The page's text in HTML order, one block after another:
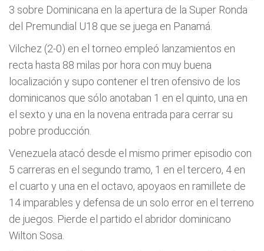
3 sobre Dominicana en la apertura de la Super Ronda
del Premundial U18 que se juega en Panamá.
Vilchez (2-0) en el torneo empleó lanzamientos en
recta hasta 88 milas por hora con muy buena
localización y supo contener el tren ofensivo de los
dominicanos que sólo anotaban 1 en el quinto, una en
el sexto y una en la novena entrada para cerrar su
pobre producción.
Venezuela atacó desde el mismo primer episodio con
5 carreras en el segundo tramo, 1 en el tercero, 4 en
el cuarto y una en el octavo, apoyaos en ramillete de
14 imparables y defensa de un solo error en el terreno
de juegos. Pierde el partido el abridor dominicano
Wilton Sosa.